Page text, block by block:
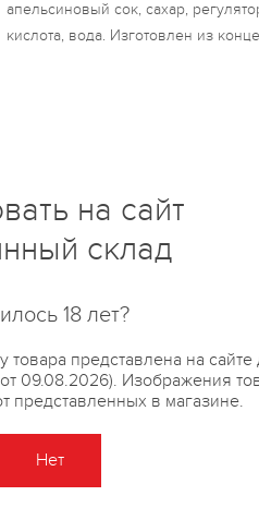
апельсиновый сок, сахар,
кислота, вода. Изготовлен из
на сайт
склад
18 лет?
представлена на сайте
09.08.2026). Изображения
представленных в магазине.
Нет